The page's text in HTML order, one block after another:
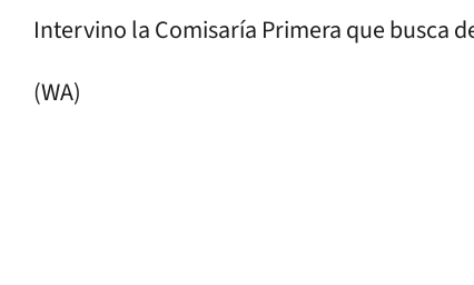
Intervino la Comisaría Primera que busca
(WA)